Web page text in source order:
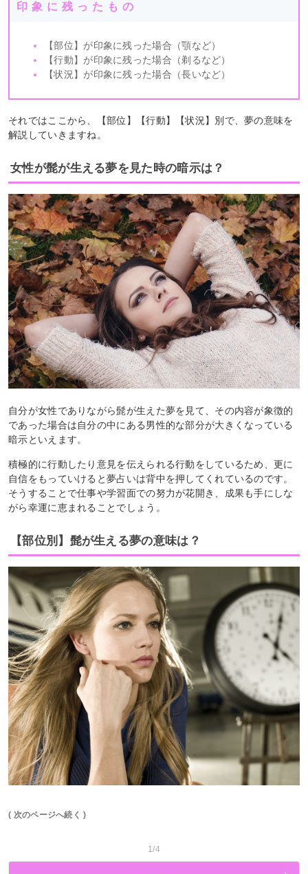
印象に残ったもの
【部位】が印象に残った場合（顎など）
【行動】が印象に残った場合（剃るなど）
【状況】が印象に残った場合（長いなど）
それではここから、【部位】【行動】【状況】別で、夢の意味を
解説していきますね。
女性が髭が生える夢を見た時の暗示は？
自分が女性でありながら髭が生えた夢を見て、その内容が象徴的
であった場合は自分の中にある男性的な部分が大きくなっている
暗示といえます。
積極的に行動したり意見を伝えられる行動をしているため、更に
自信をもっていけると夢占いは背中を押してくれているのです。
そうすることで仕事や学習面での努力が花開き、成果も手にしな
がら幸運に恵まれることでしょう。
【部位別】髭が生える夢の意味は？
( 次のページへ続く )
1/4